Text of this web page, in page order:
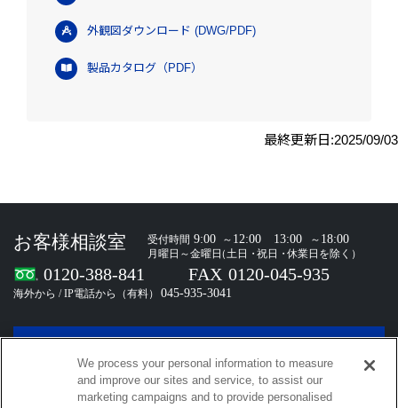
外観図ダウンロード (DWG/PDF)
製品カタログ（PDF）
最終更新日:2025/09/03
We process your personal information to measure
and improve our sites and service, to assist our
marketing campaigns and to provide personalised